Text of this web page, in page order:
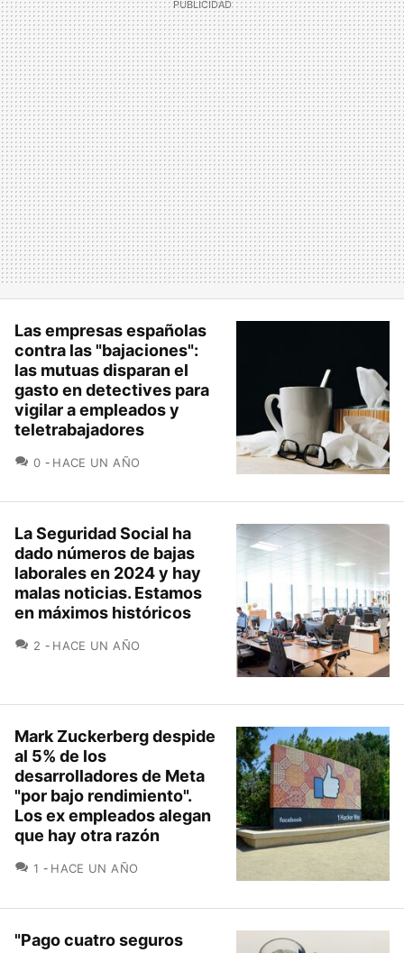
Las empresas españolas
contra las "bajaciones":
las mutuas disparan el
gasto en detectives para
vigilar a empleados y
teletrabajadores
0 COMENTARIOS
HACE UN AÑO
La Seguridad Social ha
dado números de bajas
laborales en 2024 y hay
malas noticias. Estamos
en máximos históricos
2 COMENTARIOS
HACE UN AÑO
Mark Zuckerberg despide
al 5% de los
desarrolladores de Meta
"por bajo rendimiento".
Los ex empleados alegan
que hay otra razón
1 COMENTARIOS
HACE UN AÑO
"Pago cuatro seguros